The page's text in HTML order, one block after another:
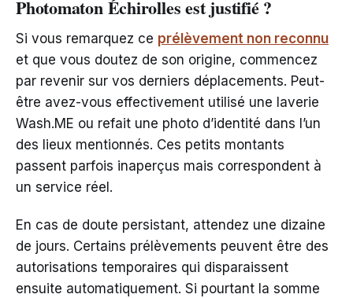
Photomaton Échirolles est justifié ?
Si vous remarquez ce prélèvement non reconnu
et que vous doutez de son origine, commencez
par revenir sur vos derniers déplacements. Peut-
être avez-vous effectivement utilisé une laverie
Wash.ME ou refait une photo d’identité dans l’un
des lieux mentionnés. Ces petits montants
passent parfois inaperçus mais correspondent à
un service réel.
En cas de doute persistant, attendez une dizaine
de jours. Certains prélèvements peuvent être des
autorisations temporaires qui disparaissent
ensuite automatiquement. Si pourtant la somme